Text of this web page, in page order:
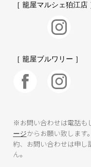
［ 籠屋マルシェ狛江店
［ 籠屋ブルワリー ］
※お問い合わせは電話も
ージからお願い致します
約、お問い合わせは申し
ん。